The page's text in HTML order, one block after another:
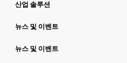
산업 솔루션
뉴스 및 이벤트
뉴스 및 이벤트